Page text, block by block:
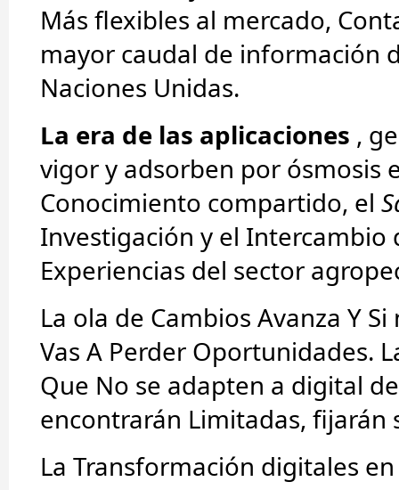
Más flexibles al mercado,
mayor caudal de información
Naciones Unidas.
La era de las aplicaciones ,
vigor y adsorben por ósmosis
Conocimiento compartido, el
Investigación y el Intercambio
Experiencias del sector
La ola de Cambios Avanza Y
Vas A Perder Oportunidades.
Que No se adapten a digital
encontrarán Limitadas, fijarán
La Transformación digitales